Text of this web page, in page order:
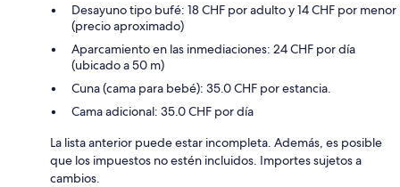
Desayuno tipo bufé: 18 CHF por adulto y 14 CHF por menor
(precio aproximado)
Aparcamiento en las inmediaciones: 24 CHF por día
(ubicado a 50 m)
Cuna (cama para bebé): 35.0 CHF por estancia.
Cama adicional: 35.0 CHF por día
La lista anterior puede estar incompleta. Además, es posible
que los impuestos no estén incluidos. Importes sujetos a
cambios.